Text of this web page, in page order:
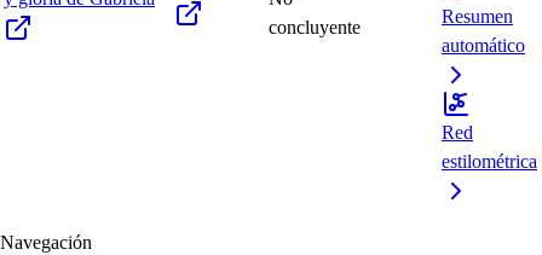
concluyente
Resumen
automático
Red
estilométrica
Navegación